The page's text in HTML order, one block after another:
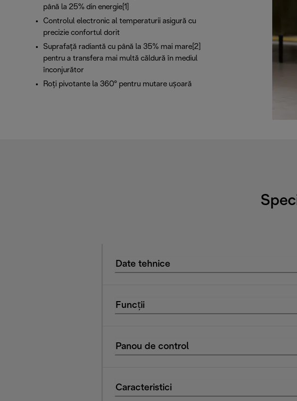
până la 25% din energie[1]
Controlul electronic al temperaturii asigură cu
precizie confortul dorit
Suprafață radiantă cu până la 35% mai mare[2]
pentru a transfera mai multă căldură în mediul
înconjurător
Roți pivotante la 360° pentru mutare ușoară
Date tehnice
Funcții
Panou de control
Caracteristici